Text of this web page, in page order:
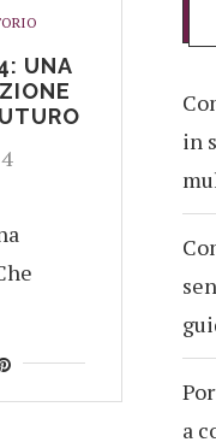
UNA
in
a